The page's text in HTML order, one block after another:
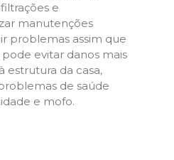
e
manutenções
problemas assim que
evitar danos mais
estrutura da casa,
de saúde
e mofo.